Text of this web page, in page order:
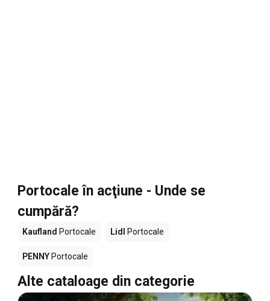
Portocale în acţiune - Unde se
cumpără?
Kaufland Portocale Lidl Portocale
PENNYPortocale
Alte cataloage din categorie